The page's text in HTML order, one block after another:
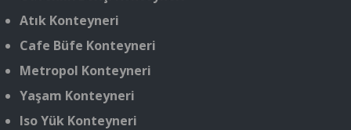
Atık Konteyneri
Cafe Büfe Konteyneri
Metropol Konteyneri
Yaşam Konteyneri
Iso Yük Konteyneri